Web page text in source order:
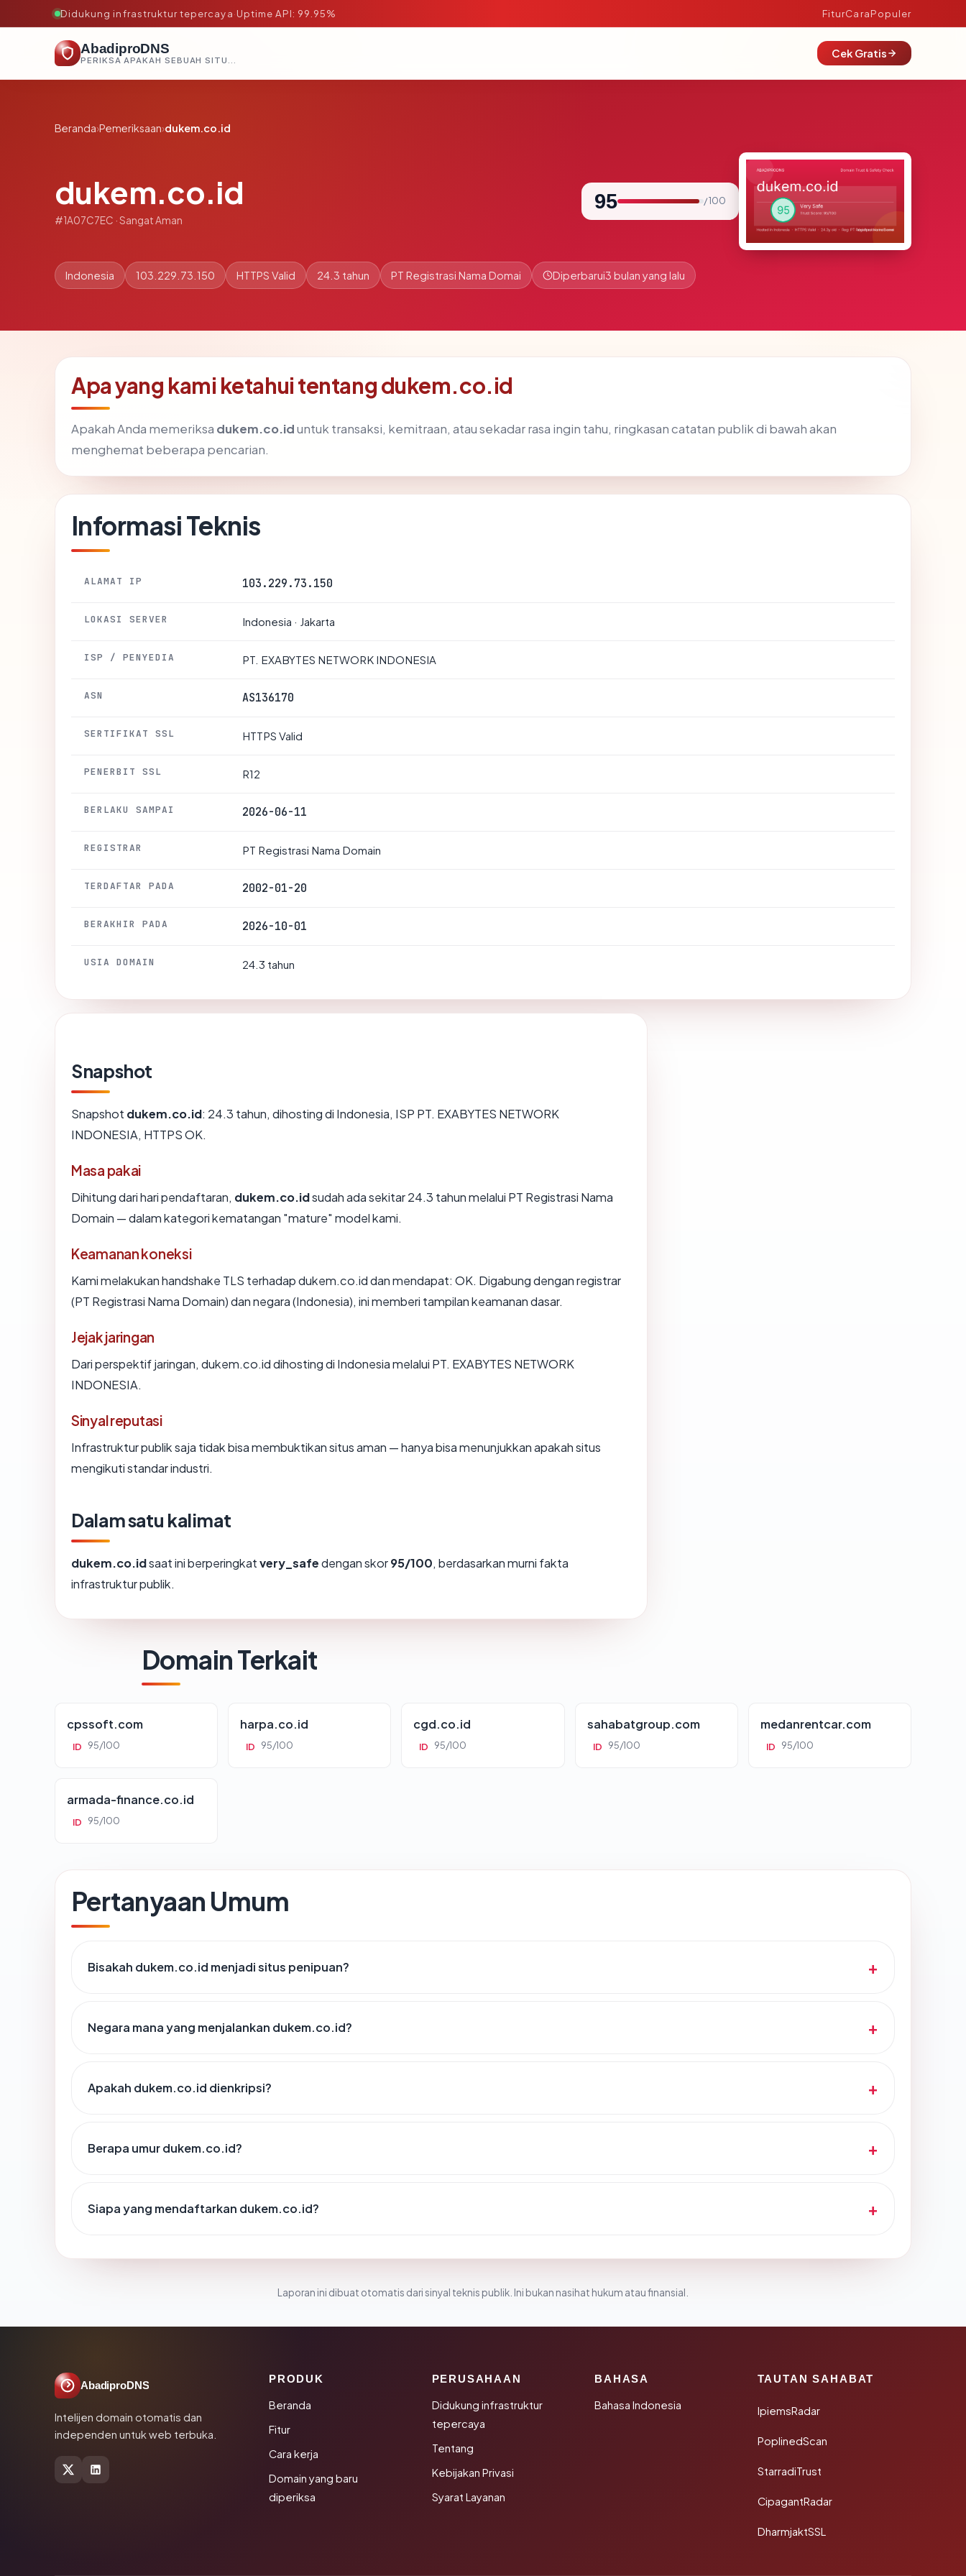
Didukung infrastruktur tepercaya·Uptime API: 99.95% FiturCaraPopuler
AbadiproDNS
PERIKSA APAKAH SEBUAH SITUS AMAN, TEPERCAYA, DAN TERVERIFIKASI DALAM HITUNGAN DETIK.
Cek Gratis
Beranda›Pemeriksaan›dukem.co.id
dukem.co.id
#1A07C7EC · Sangat Aman
95 / 100
Indonesia 103.229.73.150 HTTPS Valid 24.3 tahun PT Registrasi Nama Domai Diperbarui3 bulan yang lalu
Apa yang kami ketahui tentang dukem.co.id
Apakah Anda memeriksa dukem.co.iduntuk transaksi, kemitraan, atau sekadar rasa ingin tahu, ringkasan catatan publik di bawah akan
menghemat beberapa pencarian.
Informasi Teknis
ALAMAT IP 103.229.73.150
LOKASI SERVER Indonesia · Jakarta
ISP / PENYEDIA PT. EXABYTES NETWORK INDONESIA
ASN AS136170
SERTIFIKAT SSL HTTPS Valid
PENERBIT SSL R12
BERLAKU SAMPAI 2026-06-11
REGISTRAR PT Registrasi Nama Domain
TERDAFTAR PADA 2002-01-20
BERAKHIR PADA 2026-10-01
USIA DOMAIN 24.3 tahun
Snapshot
Snapshot dukem.co.id: 24.3 tahun, dihosting di Indonesia, ISP PT. EXABYTES NETWORK
INDONESIA, HTTPS OK.
Masa pakai
Dihitung dari hari pendaftaran, dukem.co.idsudah ada sekitar 24.3 tahun melalui PT Registrasi Nama
Domain — dalam kategori kematangan "mature" model kami.
Keamanan koneksi
Kami melakukan handshake TLS terhadap dukem.co.id dan mendapat: OK. Digabung dengan registrar
(PT Registrasi Nama Domain) dan negara (Indonesia), ini memberi tampilan keamanan dasar.
Jejak jaringan
Dari perspektif jaringan, dukem.co.id dihosting di Indonesia melalui PT. EXABYTES NETWORK
INDONESIA.
Sinyal reputasi
Infrastruktur publik saja tidak bisa membuktikan situs aman — hanya bisa menunjukkan apakah situs
mengikuti standar industri.
Dalam satu kalimat
dukem.co.idsaat ini berperingkatvery_safedengan skor95/100, berdasarkan murni fakta
infrastruktur publik.
Domain Terkait
cpssoft.com
ID 95/100
harpa.co.id
ID 95/100
cgd.co.id
ID 95/100
sahabatgroup.com
ID 95/100
medanrentcar.com
ID 95/100
armada-finance.co.id
ID 95/100
Pertanyaan Umum
Bisakah dukem.co.id menjadi situs penipuan?
Negara mana yang menjalankan dukem.co.id?
Apakah dukem.co.id dienkripsi?
Berapa umur dukem.co.id?
Siapa yang mendaftarkan dukem.co.id?
Laporan ini dibuat otomatis dari sinyal teknis publik. Ini bukan nasihat hukum atau finansial.
AbadiproDNS
Intelijen domain otomatis dan
independen untuk web terbuka.
PRODUK
Beranda
Fitur
Cara kerja
Domain yang baru
diperiksa
PERUSAHAAN
Didukung infrastruktur
tepercaya
Tentang
Kebijakan Privasi
Syarat Layanan
BAHASA
Bahasa Indonesia
TAUTAN SAHABAT
IpiemsRadar
PoplinedScan
StarradiTrust
CipagantRadar
DharmjaktSSL